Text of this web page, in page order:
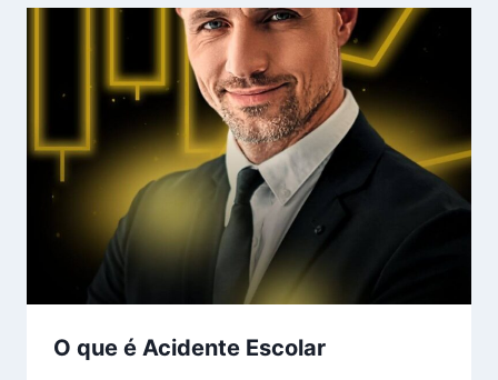
O que é Acidente Escolar